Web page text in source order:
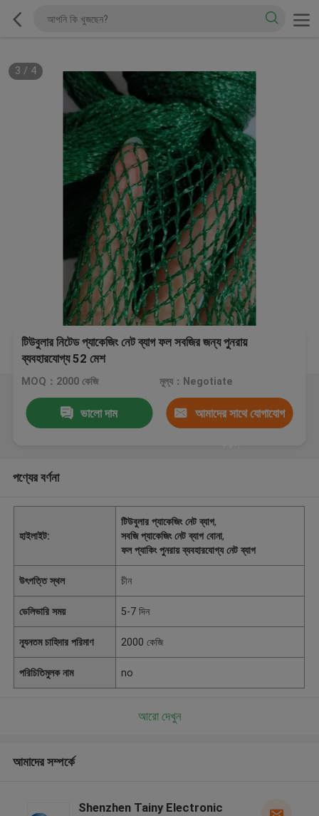
3 / 4
টিউবুলার নিটেড প্যাকেজিং নেট ব্যাগ ফল সবজির জন্য পুনরায়
ব্যবহারযোগ্য 52 মেশ
MOQ：2000 কেজি মূল্য：Negotiate
ভালো দাম আমাদের সাথে যোগাযোগ
পণ্যের বর্ণনা
হাইলাইট:
টিউবুলার প্যাকেজিং নেট ব্যাগ,
সবজি প্যাকেজিং নেট ব্যাগ বোনা,
ফল প্যাকিং পুনরায় ব্যবহারযোগ্য নেট ব্যাগ
উৎপত্তি স্থল চীন
ডেলিভারি সময় 5-7 দিন
ন্যূনতম চাহিদার পরিমাণ 2000 কেজি
পরিচিতিমুলক নাম no
আরো দেখুন
আমাদের সম্পর্কে
Shenzhen Tainy Electronic